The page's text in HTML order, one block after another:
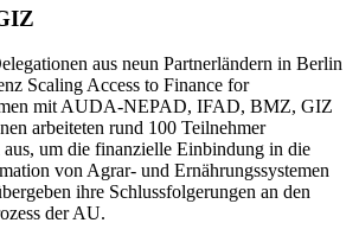
aus neun Partnerländern in Berlin
Scaling Access to Finance for
mit AUDA-NEPAD, IFAD, BMZ, GIZ
arbeiteten rund 100 Teilnehmer
um die finanzielle Einbindung in die
von Agrar- und Ernährungssystemen
ihre Schlussfolgerungen an den
der AU.